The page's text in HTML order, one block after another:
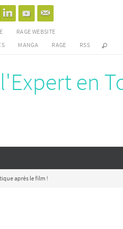
RAGE WEBSITE
MANGA RAGE RSS
en
après le film !